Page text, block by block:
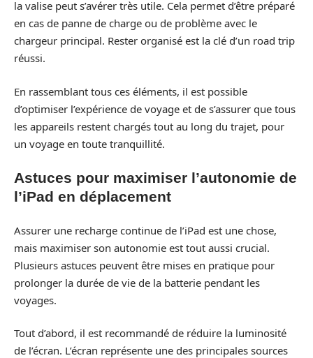
la valise peut s’avérer très utile. Cela permet d’être préparé
en cas de panne de charge ou de problème avec le
chargeur principal. Rester organisé est la clé d’un road trip
réussi.
En rassemblant tous ces éléments, il est possible
d’optimiser l’expérience de voyage et de s’assurer que tous
les appareils restent chargés tout au long du trajet, pour
un voyage en toute tranquillité.
Astuces pour maximiser l’autonomie de
l’iPad en déplacement
Assurer une recharge continue de l’iPad est une chose,
mais maximiser son autonomie est tout aussi crucial.
Plusieurs astuces peuvent être mises en pratique pour
prolonger la durée de vie de la batterie pendant les
voyages.
Tout d’abord, il est recommandé de réduire la luminosité
de l’écran. L’écran représente une des principales sources